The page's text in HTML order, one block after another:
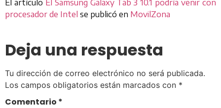
El artículo El Samsung Galaxy Tab 3 10.1 podría venir con
procesador de Intel se publicó en MovilZona
Deja una respuesta
Tu dirección de correo electrónico no será publicada.
Los campos obligatorios están marcados con *
Comentario *